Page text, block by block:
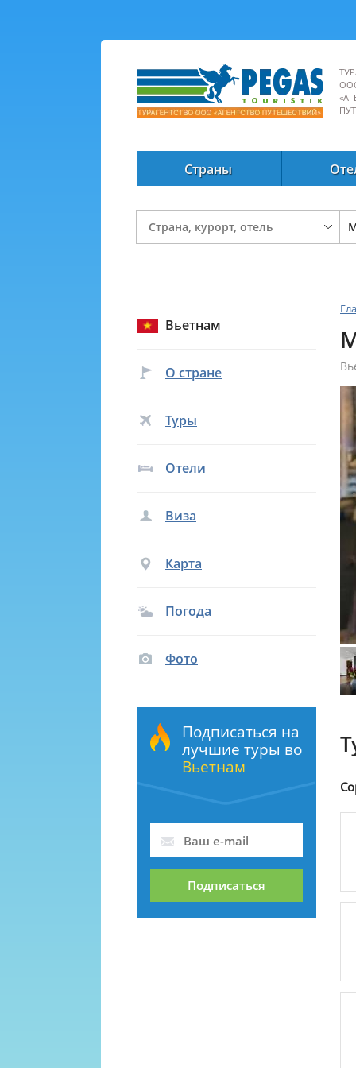
Страны
Вьетнам
О стране
Туры
Отели
Виза
Карта
Погода
Фото
Подписаться на
лучшие туры во
Вьетнам
Подписаться